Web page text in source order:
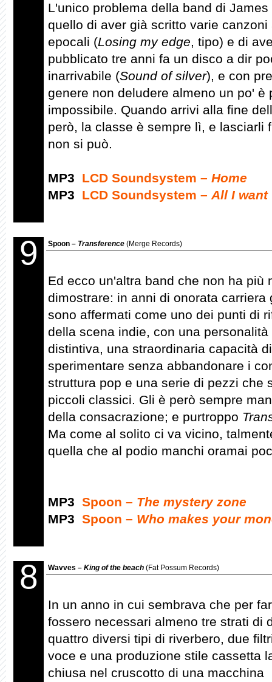
L'unico problema della band di James
quello di aver già scritto varie canzoni
epocali (Losing my edge, tipo) e di
pubblicato tre anni fa un disco a dir
inarrivabile (Sound of silver), e con
genere non deludere almeno un po' è
impossibile. Quando arrivi alla fine
però, la classe è sempre lì, e lasciarli
non si può.
MP3 LCD Soundsystem – Home
MP3
LCD Soundsystem – All I want
9 Spoon – Transference (Merge Records)
Ed ecco un'altra band che non ha più
dimostrare: in anni di onorata carriera
sono affermati come uno dei punti di
della scena indie, con una personalità
distintiva, una straordinaria capacità di
sperimentare senza abbandonare i
struttura pop e una serie di pezzi che
piccoli classici. Gli è però sempre
della consacrazione; e purtroppo
Ma come al solito ci va vicino,
quella che al podio manchi oramai
MP3 Spoon – The mystery zone
MP3 Spoon – Who makes your
8 Wavves – King of the beach (Fat Possum Records)
In un anno in cui sembrava che per
fossero necessari almeno tre strati di
quattro diversi tipi di riverbero, due
voce e una produzione stile cassetta
chiusa nel cruscotto di una macchina